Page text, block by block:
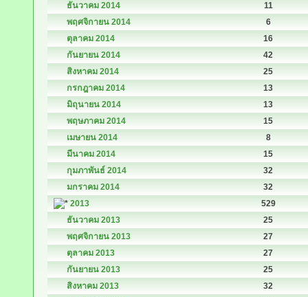
ธันวาคม 2014
11
พฤศจิกายน 2014
6
ตุลาคม 2014
16
กันยายน 2014
42
สิงหาคม 2014
25
กรกฎาคม 2014
13
มิถุนายน 2014
13
พฤษภาคม 2014
15
เมษายน 2014
8
มีนาคม 2014
15
กุมภาพันธ์ 2014
32
มกราคม 2014
32
2013
529
ธันวาคม 2013
25
พฤศจิกายน 2013
27
ตุลาคม 2013
27
กันยายน 2013
25
สิงหาคม 2013
32